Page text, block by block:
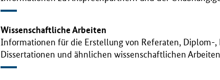
Wissenschaftliche Arbeiten
Informationen für die Erstellung von Referaten, Diplom-,
Dissertationen und ähnlichen wissenschaftlichen Arbeiten